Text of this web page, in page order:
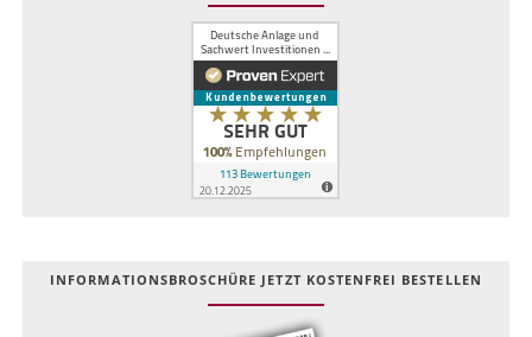
INFOR­MATIONS­BROSCHÜRE JETZT KOSTEN­FREI BESTELLEN